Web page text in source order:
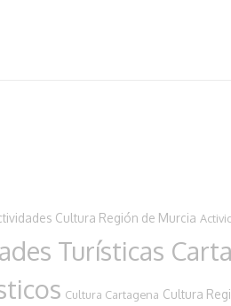
Cultura Región de Murcia
Turísticas
Cultura Cartagena Cultura